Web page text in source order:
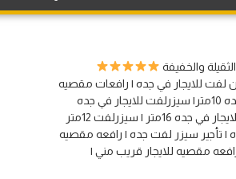
والخفيفة
لفت للايجار في جده | رافعات مقصيه
للايجار في جده كهرباء ديزل | سيزرلفت للايجار في جده 10متر| سيزرلفت للايجار في جده
12متر | سيزرلفت للايجار في جده 14متر | سيزرلفت للايجار في جده 16متر | سيزرلفت 12متر
10متر للايجار في جده | تأجير سيزر لفت جده | رافعه مقصيه
مقصيه للايجار قريب مني |